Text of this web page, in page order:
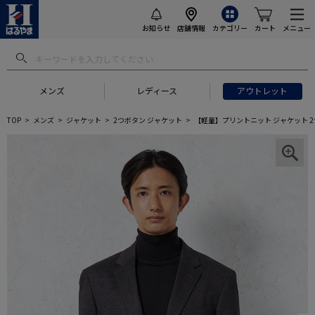
お知らせ 店舗情報 カテゴリー カート メニュー
メンズ レディース アウトレット
TOP メンズ ジャケット 2つボタン ジャケット 【軽量】プリントニット ジャケッ